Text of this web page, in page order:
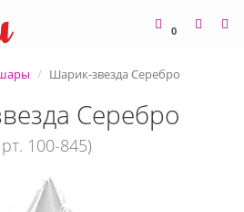
0
Шарик-звезда Серебро
Серебро
100-845)